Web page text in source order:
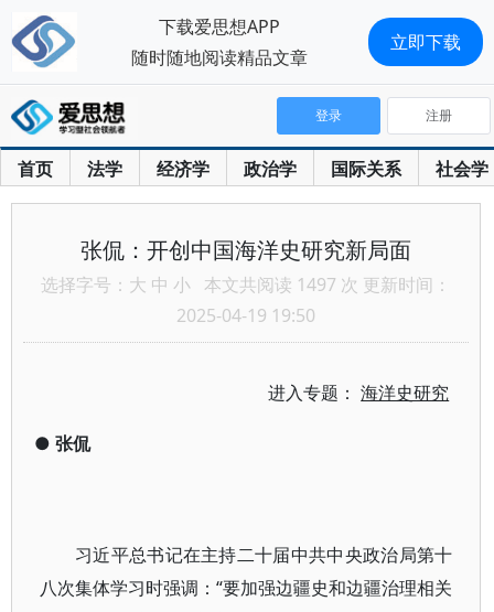
首页 法学 经济学 政治学 国际关系 社会学
登录 注册
张侃：开创中国海洋史研究新局面
选择字号： 大 中 小 本文共阅读 1497 次 更新时间：
2025-04-19 19:50
进入专题：海洋史研究
● 张侃
习近平总书记在主持二十届中共中央政治局第十
八次集体学习时强调：“要加强边疆史和边疆治理相关
下载爱思想APP
随时随地阅读精品文章
立即下载